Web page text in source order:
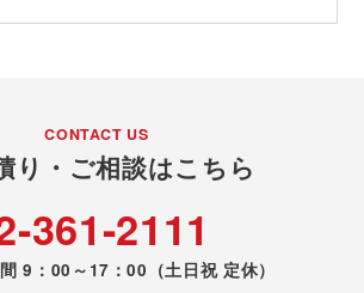
CONTACT US
り・ご相談はこちら
361-2111
9：00～17：00 （土日祝 定休）